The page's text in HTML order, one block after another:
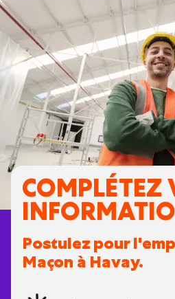
COMPLÉTEZ
Postulez pour
Maçon à Havay.